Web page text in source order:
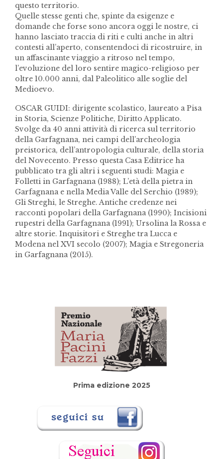
questo territorio.
Quelle stesse genti che, spinte da esigenze e
domande che forse sono ancora oggi le nostre, ci
hanno lasciato traccia di riti e culti anche in altri
contesti all’aperto, consentendoci di ricostruire, in
un affascinante viaggio a ritroso nel tempo,
l’evoluzione del loro sentire magico-religioso per
oltre 10.000 anni, dal Paleolitico alle soglie del
Medioevo.
OSCAR GUIDI: dirigente scolastico, laureato a Pisa
in Storia, Scienze Politiche, Diritto Applicato.
Svolge da 40 anni attività di ricerca sul territorio
della Garfagnana, nei campi dell’archeologia
preistorica, dell’antropologia culturale, della storia
del Novecento. Presso questa Casa Editrice ha
pubblicato tra gli altri i seguenti studi: Magia e
Folletti in Garfagnana (1988); L’età della pietra in
Garfagnana e nella Media Valle del Serchio (1989);
Gli Streghi, le Streghe. Antiche credenze nei
racconti popolari della Garfagnana (1990); Incisioni
rupestri della Garfagnana (1991); Ursolina la Rossa e
altre storie. Inquisitori e Streghe tra Lucca e
Modena nel XVI secolo (2007); Magia e Stregoneria
in Garfagnana (2015).
Prima edizione 2025